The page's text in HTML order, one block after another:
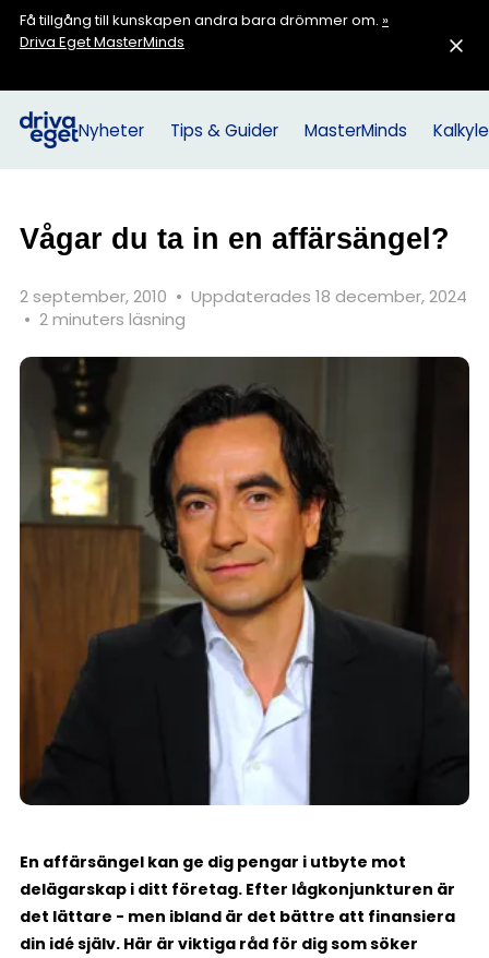
Få tillgång till kunskapen andra bara drömmer om. »
Driva Eget MasterMinds
Nyheter Tips & Guider MasterMinds
Vågar du ta in en affärsängel?
2 september, 2010 • Uppdaterades 18 december, 2024
• 2 minuters läsning
En affärsängel kan ge dig pengar i utbyte mot
delägarskap i ditt företag. Efter lågkonjunkturen är
det lättare - men ibland är det bättre att finansiera
din idé själv. Här är viktiga råd för dig som söker